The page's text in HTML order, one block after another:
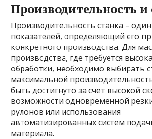
Производительность и
Производительность станка –
показателей, определяющий его
конкретного производства. Для
производства, где требуется
обработки, необходимо выбирать
максимальной
быть достигнуто за счет высокой
возможности одновременной
рулонов или использования
автоматизированных систем
материала.